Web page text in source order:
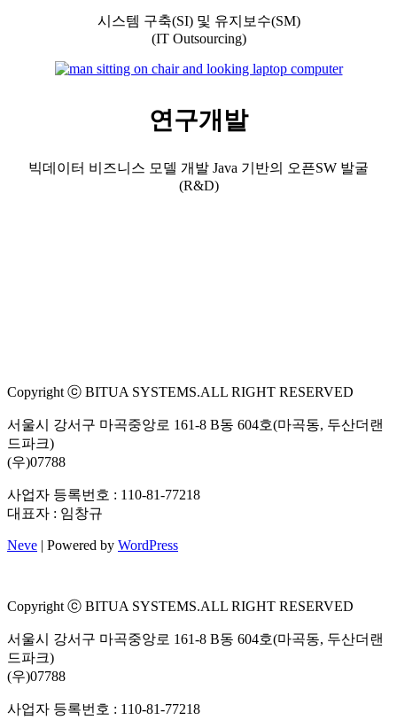
시스템 구축(SI) 및 유지보수(SM)
(IT Outsourcing)
연구개발
빅데이터 비즈니스 모델 개발 Java 기반의 오픈SW 발굴
(R&D)
Copyright ⓒ BITUA SYSTEMS.ALL RIGHT RESERVED
서울시 강서구 마곡중앙로 161-8 B동 604호(마곡동, 두산더랜
드파크)
(우)07788
사업자 등록번호 : 110-81-77218
대표자 : 임창규
Neve | Powered by WordPress
Copyright ⓒ BITUA SYSTEMS.ALL RIGHT RESERVED
서울시 강서구 마곡중앙로 161-8 B동 604호(마곡동, 두산더랜
드파크)
(우)07788
사업자 등록번호 : 110-81-77218